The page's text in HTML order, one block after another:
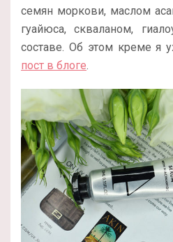
семян моркови, маслом
гуайюса, скваланом,
составе. Об этом креме я
пост в блоге.